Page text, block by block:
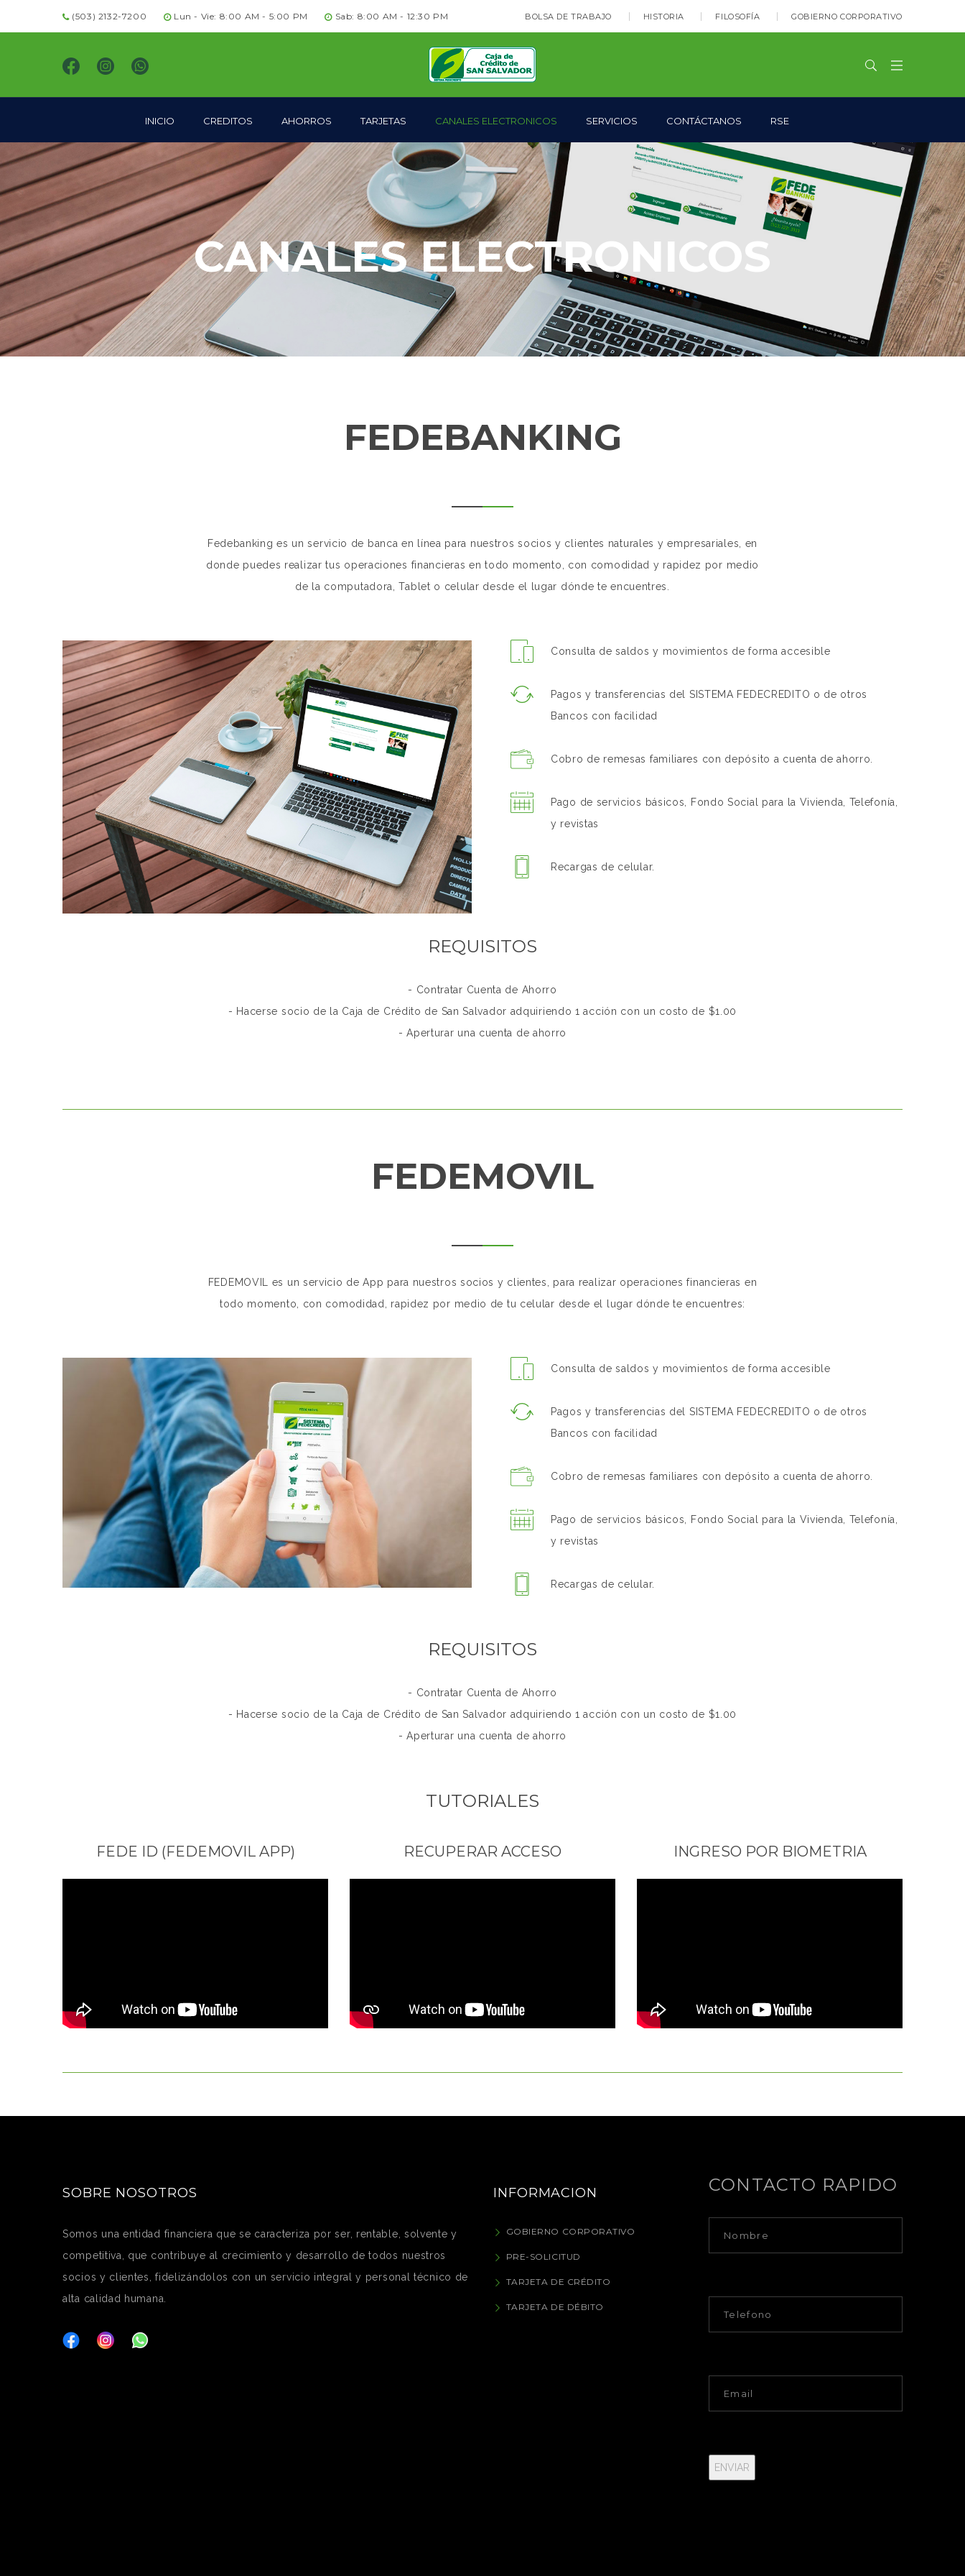
(503) 2132-7200 Lun - Vie: 8:00 AM - 5:00 PM Sab: 8:00 AM - 12:30 PM BOLSA DE TRABAJO HISTORIA FILOSOFÍA GOBIERNO CORPORATIVO
INICIO CREDITOS AHORROS TARJETAS CANALES ELECTRONICOS SERVICIOS CONTÁCTANOS RSE
CANALES ELECTRONICOS
FEDEBANKING
Fedebanking es un servicio de banca en línea para nuestros socios y clientes naturales y empresariales, en
donde puedes realizar tus operaciones financieras en todo momento, con comodidad y rapidez por medio
de la computadora, Tablet o celular desde el lugar dónde te encuentres.
Consulta de saldos y movimientos de forma accesible
Pagos y transferencias del SISTEMA FEDECREDITO o de otros
Bancos con facilidad
Cobro de remesas familiares con depósito a cuenta de ahorro.
Pago de servicios básicos, Fondo Social para la Vivienda, Telefonía,
y revistas
Recargas de celular.
REQUISITOS
- Contratar Cuenta de Ahorro
- Hacerse socio de la Caja de Crédito de San Salvador adquiriendo 1 acción con un costo de $1.00
- Aperturar una cuenta de ahorro
FEDEMOVIL
FEDEMOVIL es un servicio de App para nuestros socios y clientes, para realizar operaciones financieras en
todo momento, con comodidad, rapidez por medio de tu celular desde el lugar dónde te encuentres:
Consulta de saldos y movimientos de forma accesible
Pagos y transferencias del SISTEMA FEDECREDITO o de otros
Bancos con facilidad
Cobro de remesas familiares con depósito a cuenta de ahorro.
Pago de servicios básicos, Fondo Social para la Vivienda, Telefonía,
y revistas
Recargas de celular.
REQUISITOS
- Contratar Cuenta de Ahorro
- Hacerse socio de la Caja de Crédito de San Salvador adquiriendo 1 acción con un costo de $1.00
- Aperturar una cuenta de ahorro
TUTORIALES
FEDE ID (FEDEMOVIL APP) RECUPERAR ACCESO INGRESO POR BIOMETRIA
SOBRE NOSOTROS
Somos una entidad financiera que se caracteriza por ser, rentable, solvente y
competitiva, que contribuye al crecimiento y desarrollo de todos nuestros
socios y clientes, fidelizándolos con un servicio integral y personal técnico de
alta calidad humana.
INFORMACION
GOBIERNO CORPORATIVO
PRE-SOLICITUD
TARJETA DE CRÉDITO
TARJETA DE DÉBITO
CONTACTO RAPIDO